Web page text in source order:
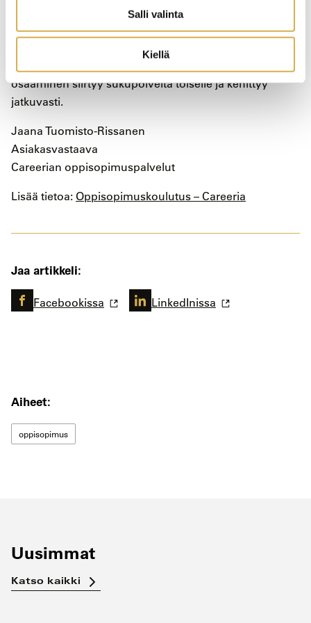
Salli valinta
Kiellä
Aiheet:
oppisopimus
työympäristöihin ja tuoda innovatiivisia ratkaisuja.
Tällöin oppisopimuskoulutus toimii sillanrakentajana
perinteisen käsityöläiskulttuurin ja modernin
osaaminen siirtyy sukupolvelta toiselle ja kehittyy
jatkuvasti.
Jaana Tuomisto-Rissanen
Asiakasvastaava
Careerian oppisopimuspalvelut
Lisää tietoa: Oppisopimuskoulutus – Careeria
Jaa artikkeli:
Facebookissa LinkedInissa
Uusimmat
Katso kaikki